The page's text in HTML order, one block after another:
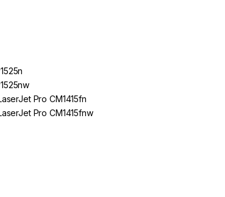
Pro CM1415fn
Pro CM1415fnw